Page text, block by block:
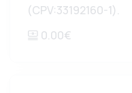
(CPV:33192160-1).
0.00€